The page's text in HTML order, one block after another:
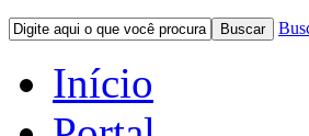
Buscar
Início